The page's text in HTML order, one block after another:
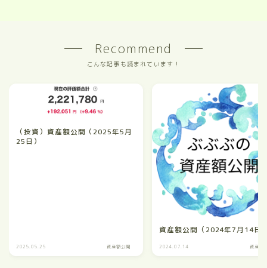
Recommend
こんな記事も読まれています！
（投資）資産額公開（2025年5月
25日）
2025.05.25 資産額公開
資産額公開（2024年7月14日
2024.07.14 資産額